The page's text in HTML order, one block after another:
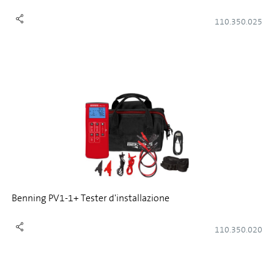
110.350.025
Benning PV1-1+ Tester d'installazione
110.350.020